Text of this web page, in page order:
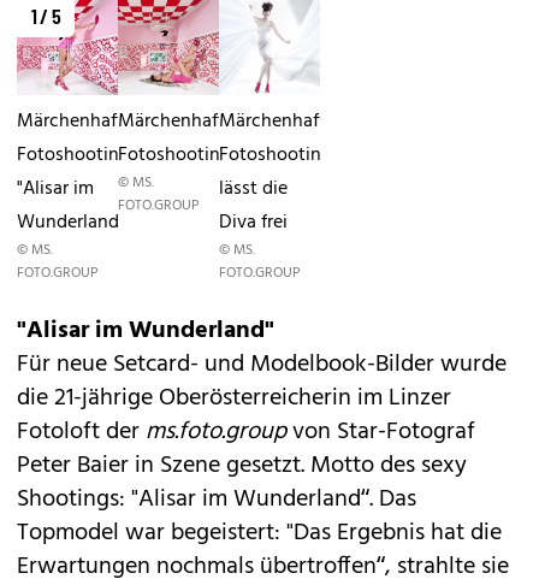
1 / 5
Märchenhaftes
FotoshootingTopmodel
"Alisar im
Wunderland"
© MS.
FOTO.GROUP
Märchenhaftes
Fotoshooting
© MS.
FOTO.GROUP
Märchenhaftes
FotoshootingAlisar
lässt die
Diva frei
© MS.
FOTO.GROUP
"Alisar im Wunderland"
Für neue Setcard- und Modelbook-Bilder wurde
die 21-jährige Oberösterreicherin im Linzer
Fotoloft derms.foto.groupvon Star-Fotograf
Peter Baier in Szene gesetzt. Motto des sexy
Shootings: "Alisar im Wunderland“. Das
Topmodel war begeistert: "Das Ergebnis hat die
Erwartungen nochmals übertroffen“, strahlte sie